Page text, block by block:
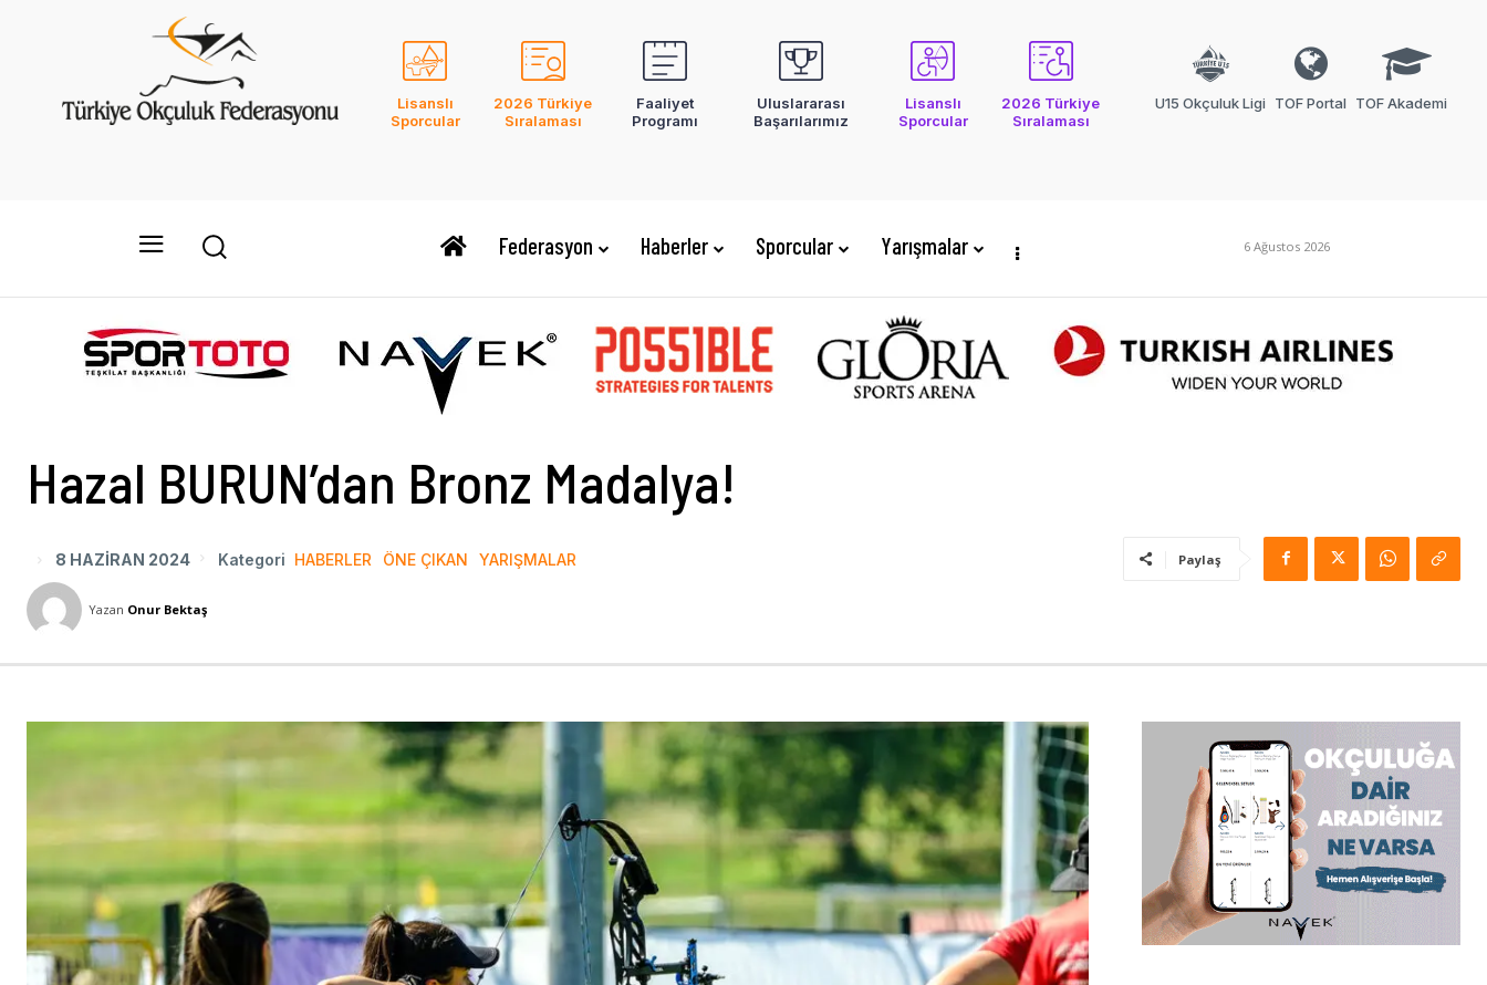
Lisanslı
Sporcular
2026 Türkiye
Sıralaması
Faaliyet
Programı
Uluslararası
Başarılarımız
Lisanslı
Sporcular
2026 Türkiye
Sıralaması
U15 Okçuluk Ligi TOF Portal TOF Akademi
Federasyon Haberler Sporcular Yarışmalar 6 Ağustos 2026
Hazal BURUN’dan Bronz Madalya!
8 HAZIRAN 2024 Kategori HABERLER ÖNE ÇIKAN YARIŞMALAR Paylaş
Yazan Onur Bektaş